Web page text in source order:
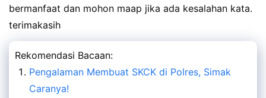
bermanfaat dan mohon maap jika ada kesalahan kata.
terimakasih
Rekomendasi Bacaan:
Pengalaman Membuat SKCK di Polres, Simak
Caranya!